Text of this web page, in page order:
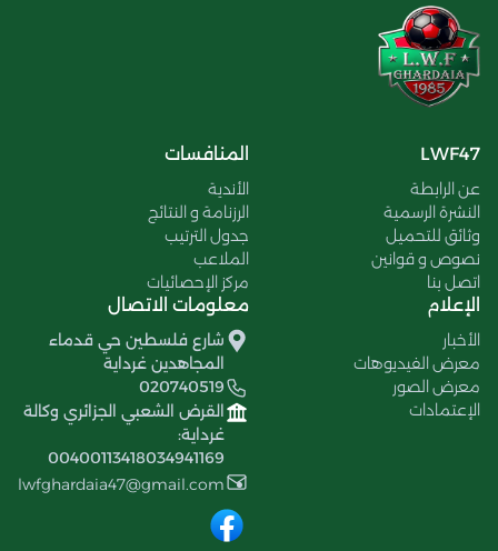
LWF47
عن الرابطة
النشرة الرسمية
وثائق للتحميل
نصوص و قوانين
اتصل بنا
المنافسات
الأندية
الرزنامة و النتائج
جدول الترتيب
الملاعب
مركز الإحصائيات
الإعلام
الأخبار
معرض الفيديوهات
معرض الصور
الإعتمادات
معلومات الاتصال
شارع فلسطين حي قدماء
المجاهدين غرداية
020740519
القرض الشعبي الجزائري وكالة
غرداية:
00400113418034941169
lwfghardaia47@gmail.com